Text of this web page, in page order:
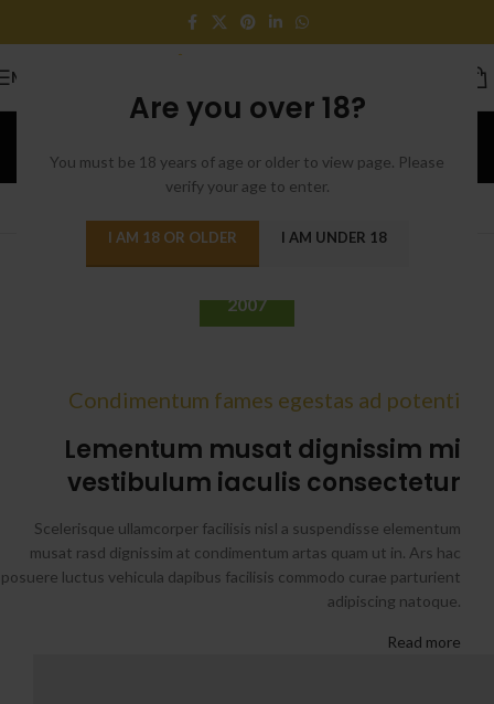
Are you over 18?
You must be 18 years of age or older to view page. Please
verify your age to enter.
I AM 18 OR OLDER I AM UNDER 18
MENU
Timeline
Home/Timeline
XTEMOS ELEMENTS
TIMELINE
2007
Condimentum fames egestas ad potenti
Lementum musat dignissim mi
vestibulum iaculis consectetur
Scelerisque ullamcorper facilisis nisl a suspendisse elementum
musat rasd dignissim at condimentum artas quam ut in. Ars hac
posuere luctus vehicula dapibus facilisis commodo curae parturient
adipiscing natoque.
Read more